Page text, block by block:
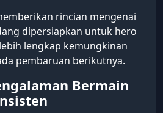
rincian mengenai
dipersiapkan untuk hero
lengkap kemungkinan
pembaruan berikutnya.
Bermain